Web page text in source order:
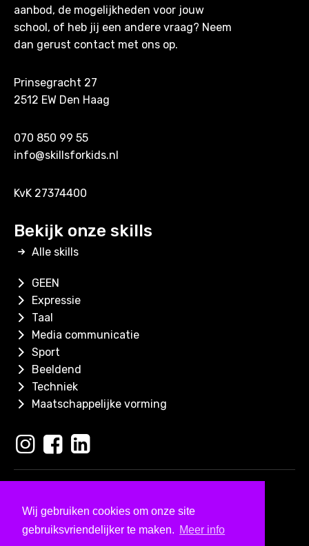
Wij gebruiken cookies om onze site
gebruiksvriendelijker te maken. Meer info
aanbod, de mogelijkheden voor jouw
school, of heb jij een andere vraag? Neem
dan gerust contact met ons op.
Prinsegracht 27
2512 EW Den Haag
070 850 99 55
info@skillsforkids.nl
KvK 27374400
Bekijk onze skills
Alle skills
GEEN
Expressie
Taal
Media communicatie
Sport
Beeldend
Techniek
Maatschappelijke vorming
Skills for Kids
Ontwerp & ontwikkeld door